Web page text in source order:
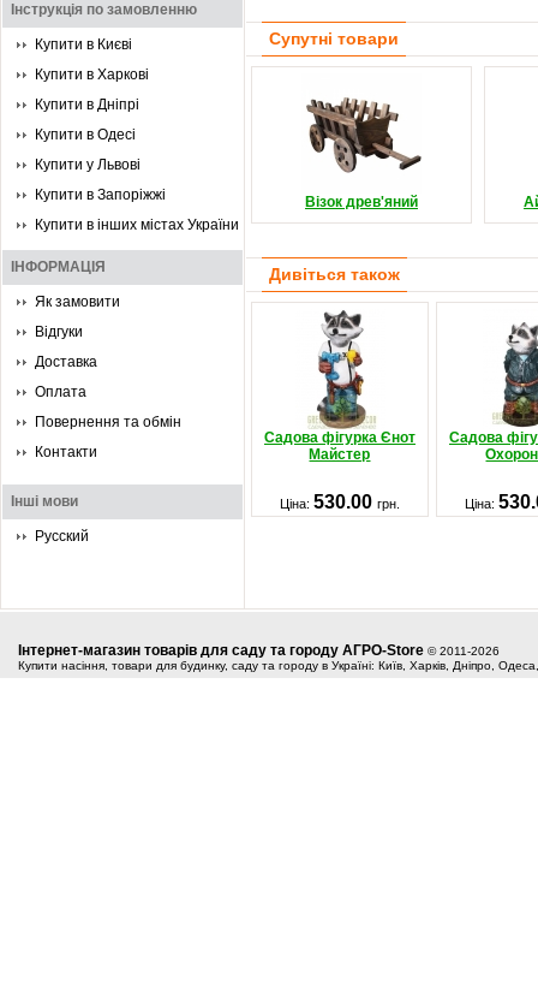
Інструкція по замовленню
Купити в Києві
Купити в Харкові
Купити в Дніпрі
Купити в Одесі
Купити у Львові
Купити в Запоріжжі
Купити в інших містах України
ІНФОРМАЦІЯ
Як замовити
Відгуки
Доставка
Оплата
Повернення та обмін
Контакти
Інші мови
Русский
Супутні товари
Візок древ'яний
Дивіться також
Садова фігурка Єнот
Майстер
Садова
Ціна: 530.00 грн. Ціна:
Інтернет-магазин товарів для саду та городу АГРО-Store © 2011-2026
Купити насіння, товари для будинку, саду та городу в Україні: Київ, Харків, Дніпро,